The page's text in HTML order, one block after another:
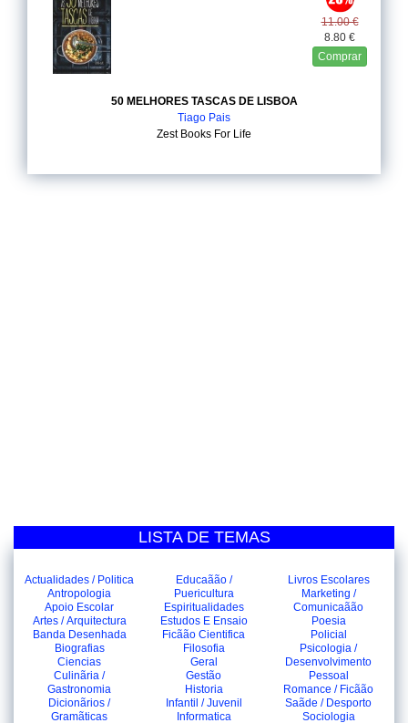
11.00 €
8.80 €
Comprar
50 MELHORES TASCAS DE LISBOA
Tiago Pais
Zest Books For Life
LISTA DE TEMAS
Actualidades / Politica
Antropologia
Apoio Escolar
Artes / Arquitectura
Banda Desenhada
Biografias
Ciencias
Culinãria /
Gastronomia
Dicionãrios /
Gramãticas
Educaãão /
Puericultura
Espiritualidades
Estudos E Ensaio
Ficãão Cientifica
Filosofia
Geral
Gestão
Historia
Infantil / Juvenil
Informatica
Livros Escolares
Marketing /
Comunicaãão
Poesia
Policial
Psicologia /
Desenvolvimento
Pessoal
Romance / Ficãão
Saãde / Desporto
Sociologia